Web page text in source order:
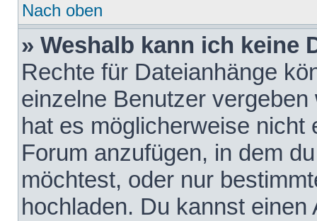
Nach oben
» Weshalb kann ich keine
Rechte für Dateianhänge
einzelne Benutzer
hat es möglicherweise nicht
Forum anzufügen, in dem
möchtest, oder nur
hochladen. Du kannst